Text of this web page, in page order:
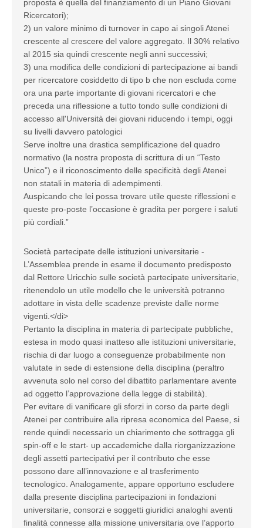
proposta è quella del finanziamento di un Piano Giovani
Ricercatori);
2) un valore minimo di turnover in capo ai singoli Atenei
crescente al crescere del valore aggregato. Il 30% relativo
al 2015 sia quindi crescente negli anni successivi;
3) una modifica delle condizioni di partecipazione ai bandi
per ricercatore cosiddetto di tipo b che non escluda come
ora una parte importante di giovani ricercatori e che
preceda una riflessione a tutto tondo sulle condizioni di
accesso all'Università dei giovani riducendo i tempi, oggi
su livelli davvero patologici
Serve inoltre una drastica semplificazione del quadro
normativo (la nostra proposta di scrittura di un “Testo
Unico”) e il riconoscimento delle specificità degli Atenei
non statali in materia di adempimenti.
Auspicando che lei possa trovare utile queste riflessioni e
queste pro-poste l’occasione è gradita per porgere i saluti
più cordiali.”
Società partecipate delle istituzioni universitarie -
L’Assemblea prende in esame il documento predisposto
dal Rettore Uricchio sulle società partecipate universitarie,
ritenendolo un utile modello che le università potranno
adottare in vista delle scadenze previste dalle norme
vigenti.</di>
Pertanto la disciplina in materia di partecipate pubbliche,
estesa in modo quasi inatteso alle istituzioni universitarie,
rischia di dar luogo a conseguenze probabilmente non
valutate in sede di estensione della disciplina (peraltro
avvenuta solo nel corso del dibattito parlamentare avente
ad oggetto l’approvazione della legge di stabilità).
Per evitare di vanificare gli sforzi in corso da parte degli
Atenei per contribuire alla ripresa economica del Paese, si
rende quindi necessario un chiarimento che sottragga gli
spin-off e le start- up accademiche dalla riorganizzazione
degli assetti partecipativi per il contributo che esse
possono dare all’innovazione e al trasferimento
tecnologico. Analogamente, appare opportuno escludere
dalla presente disciplina partecipazioni in fondazioni
universitarie, consorzi e soggetti giuridici analoghi aventi
finalità connesse alla missione universitaria ove l’apporto